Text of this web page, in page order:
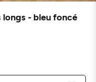
longs - bleu foncé